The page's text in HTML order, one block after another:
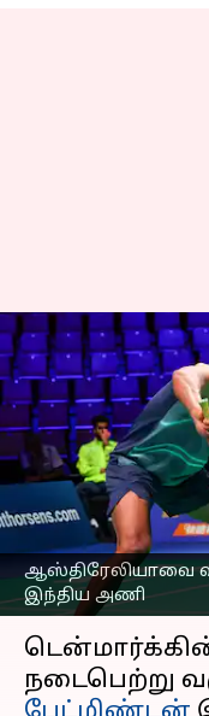
ஆஸ்திரேலியாவை
இந்திய அணி
தாமஸ்
எனத்
இந்தியா!
எழுதியவர் Sekar
செய்தி முன்னோட்டம்
நடைபெற்று